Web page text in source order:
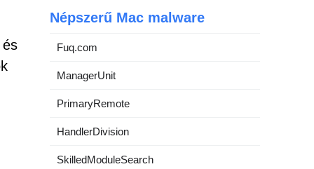
és
Népszerű Mac malware
Fuq.com
ManagerUnit
PrimaryRemote
HandlerDivision
SkilledModuleSearch